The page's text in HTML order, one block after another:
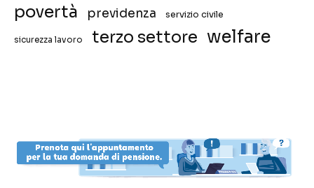
povertà previdenza servizio civile
sicurezza lavoro terzo settore welfare